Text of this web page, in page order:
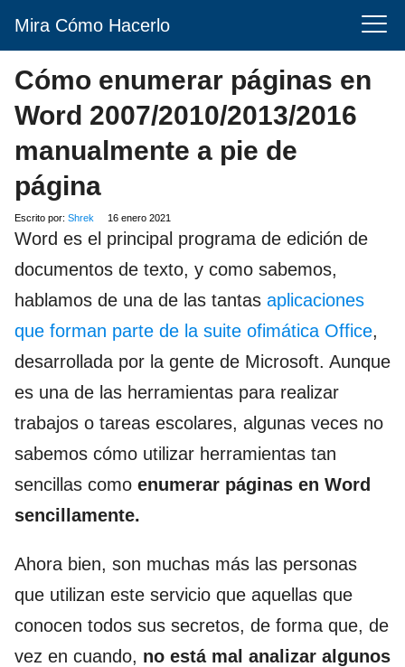
Mira Cómo Hacerlo
Cómo enumerar páginas en
Word 2007/2010/2013/2016
manualmente a pie de
página
Escrito por: Shrek 16 enero 2021
Word es el principal programa de edición de
documentos de texto, y como sabemos,
hablamos de una de las tantas aplicaciones
que forman parte de la suite ofimática Office,
desarrollada por la gente de Microsoft. Aunque
es una de las herramientas para realizar
trabajos o tareas escolares, algunas veces no
sabemos cómo utilizar herramientas tan
sencillas como enumerar páginas en Word
sencillamente.
Ahora bien, son muchas más las personas
que utilizan este servicio que aquellas que
conocen todos sus secretos, de forma que, de
vez en cuando, no está mal analizar algunos